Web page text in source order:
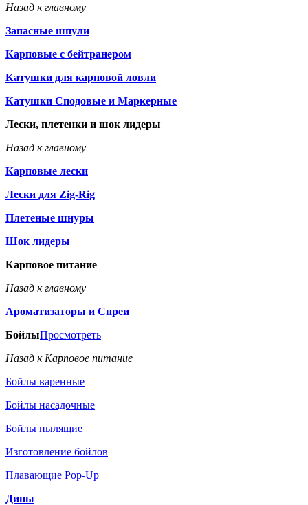
Назад к главному
Запасные шпули
Карповые с бейтранером
Катушки для карповой ловли
Катушки Сподовые и Маркерные
Лески, плетенки и шок лидеры
Назад к главному
Карповые лески
Лески для Zig-Rig
Плетеные шнуры
Шок лидеры
Карповое питание
Назад к главному
Ароматизаторы и Спреи
БойлыПросмотреть
Назад к Карповое питание
Бойлы варенные
Бойлы насадочные
Бойлы пылящие
Изготовление бойлов
Плавающие Pop-Up
Дипы